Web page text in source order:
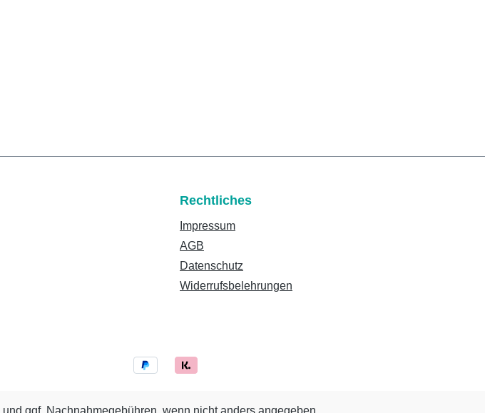
Rechtliches
Impressum
AGB
Datenschutz
Widerrufsbelehrungen
und ggf. Nachnahmegebühren, wenn nicht anders angegeben.